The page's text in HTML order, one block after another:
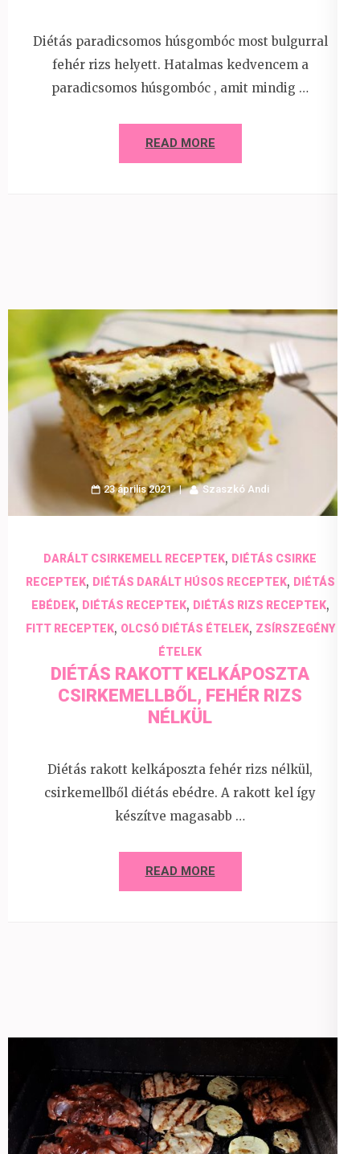
Diétás paradicsomos húsgombóc most bulgurral
fehér rizs helyett. Hatalmas kedvencem a
paradicsomos húsgombóc , amit mindig …
READ MORE
23 április 2021 Szaszkó Andi
DARÁLT CSIRKEMELL RECEPTEK, DIÉTÁS CSIRKE
RECEPTEK, DIÉTÁS DARÁLT HÚSOS RECEPTEK, DIÉTÁS
EBÉDEK, DIÉTÁS RECEPTEK, DIÉTÁS RIZS RECEPTEK,
FITT RECEPTEK, OLCSÓ DIÉTÁS ÉTELEK, ZSÍRSZEGÉNY
ÉTELEK
DIÉTÁS RAKOTT KELKÁPOSZTA
CSIRKEMELLBŐL, FEHÉR RIZS
NÉLKÜL
Diétás rakott kelkáposzta fehér rizs nélkül,
csirkemellből diétás ebédre. A rakott kel így
készítve magasabb …
READ MORE